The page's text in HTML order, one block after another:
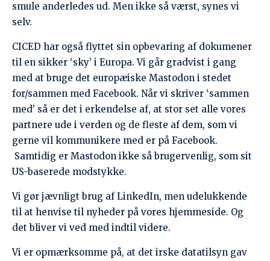
Samtidig er Mastodon ikke så brugervenlig, som sit
US-baserede modstykke.
Vi gør jævnligt brug af LinkedIn, men udelukkende
til at henvise til nyheder på vores hjemmeside. Og
det bliver vi ved med indtil videre.
Vi er opmærksomme på, at det irske datatilsyn gav
et bødeforlæg til den Microsoftejede platform i
oktober 2024 på 310 mio. euro for ulovlig målretning
af reklamer uden samtykke. Såvidt vi har kunnet
læse os til, så har LinkedIn ændret praksis for at
Vi vil også forsøge os med andre europæiske sociale
netværk, som f.eks. Pixelfed og Loops. Vi har aldrig
konto på alternativet BlueSky. Herom senere, når